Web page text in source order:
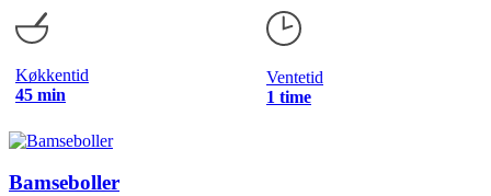
Køkkentid
45 min
Ventetid
1 time
Bamseboller